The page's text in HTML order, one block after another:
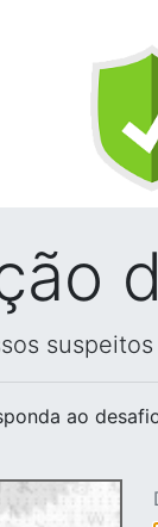
ao